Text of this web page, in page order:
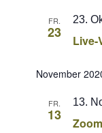
FR.
23 Live-
23.
November
FR.
13
13.